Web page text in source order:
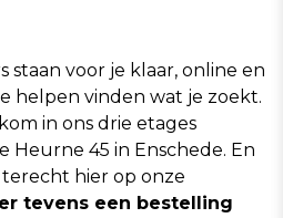
staan voor je klaar, online en
helpen vinden wat je zoekt.
in ons drie etages
Heurne 45 in Enschede. En
hier op onze
tevens een bestelling